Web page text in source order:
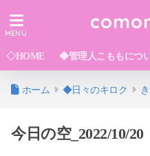
◇HOME ◆管理人こももにつ
ホーム ◆日々のキロク
今日の空_2022/10/20